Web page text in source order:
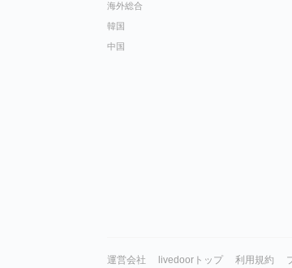
海外総合
韓国
中国
運営会社 livedoorトップ 利用規約